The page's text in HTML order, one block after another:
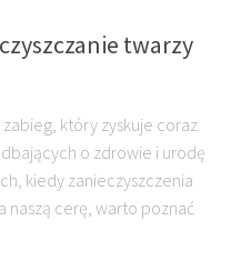
twarzy
który zyskuje coraz
o zdrowie i urodę
kiedy zanieczyszczenia
naszą cerę, warto poznać